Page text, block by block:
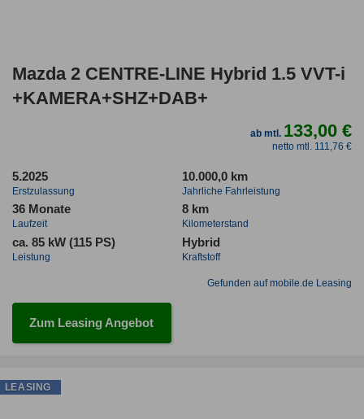
Mazda 2 CENTRE-LINE Hybrid 1.5 VVT-i
+KAMERA+SHZ+DAB+
ab mtl. 133,00 €
netto mtl. 111,76 €
5.2025
Erstzulassung
10.000,0 km
Jahrliche Fahrleistung
36 Monate
Laufzeit
8 km
Kilometerstand
ca. 85 kW (115 PS)
Leistung
Hybrid
Kraftstoff
Gefunden auf mobile.de Leasing
Zum Leasing Angebot
LEASING